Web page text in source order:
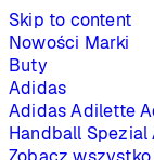
Skip to content
Nowości Marki
Buty
Adidas
Adidas Adilette
Handball Spezial